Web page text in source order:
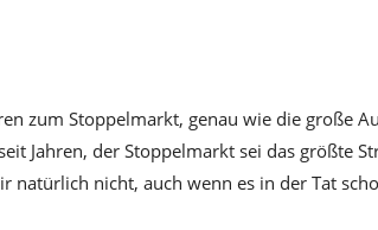
zum Stoppelmarkt, genau wie die große
Jahren, der Stoppelmarkt sei das größte
natürlich nicht, auch wenn es in der Tat